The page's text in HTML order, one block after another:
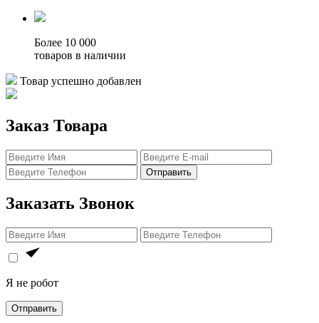
Более 10 000
товаров в наличии
Товар успешно добавлен
Заказ Товара
Отправить
Заказать Звонок
Я не робот
Отправить